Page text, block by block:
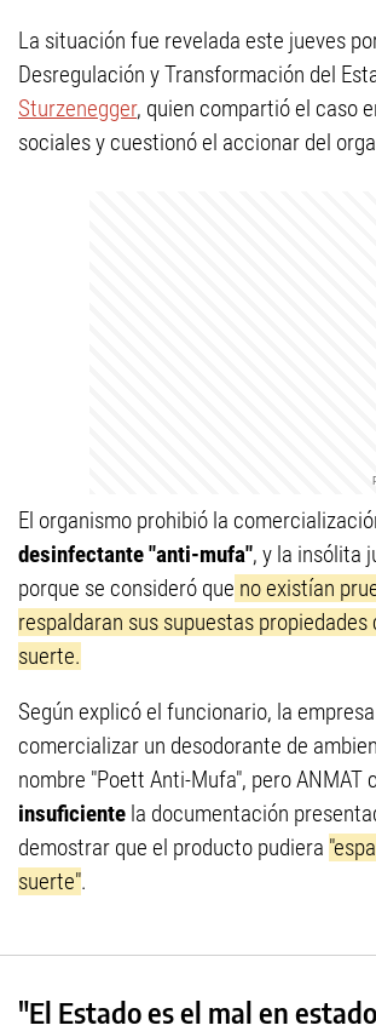
La situación fue revelada este jueves
Desregulación y Transformación del
Sturzenegger, quien compartió el caso
sociales y cuestionó el accionar del
El organismo prohibió la
desinfectante "anti-mufa", y la insólita
porque se consideró que no existían
respaldaran sus supuestas
suerte.
Según explicó el funcionario, la
comercializar un desodorante de
nombre "Poett Anti-Mufa", pero ANMAT
insuficiente la documentación
demostrar que el producto pudiera
suerte".
"El Estado es el mal en